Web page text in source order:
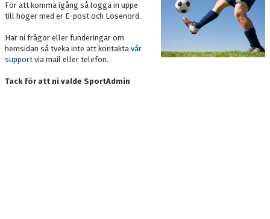
DOKUMENT
KONTAKT
För att komma igång så logga in uppe
till höger med er E-post och Lösenord.
Har ni frågor eller funderingar om
hemsidan så tveka inte att kontakta vår
support via mail eller telefon.
Tack för att ni valde SportAdmin